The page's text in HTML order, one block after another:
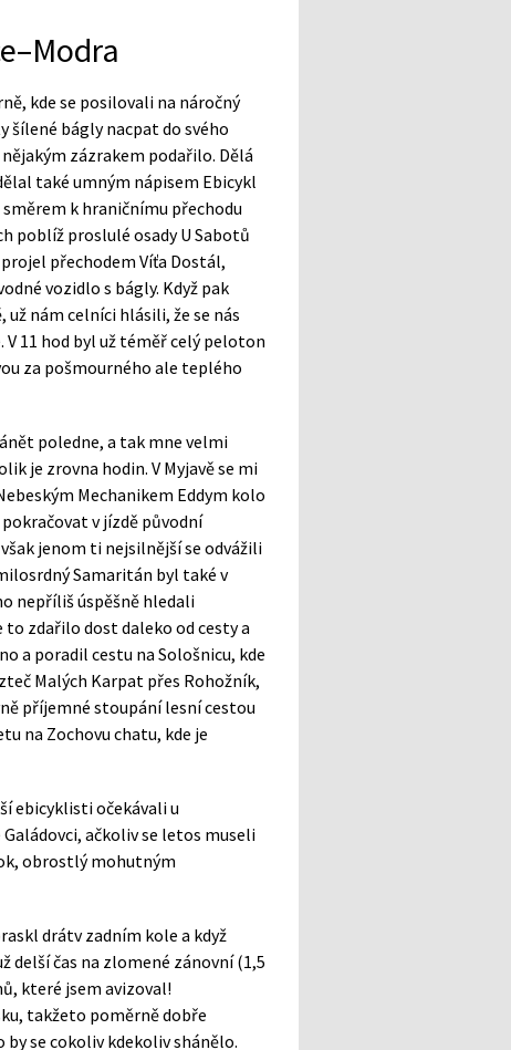
kde se posilovali na náročný
šílené bágly nacpat do svého
zázrakem podařilo. Dělá
také umným nápisem Ebicykl
směrem k hraničnímu přechodu
poblíž proslulé osady U Sabotů
přechodem Víťa Dostál,
vozidlo s bágly. Když pak
nám celníci hlásili, že se nás
11 hod byl už téměř celý peloton
za pošmourného ale teplého
poledne, a tak mne velmi
je zrovna hodin. V Myjavě se mi
Mechanikem Eddym kolo
v jízdě původní
jenom ti nejsilnější se odvážili
Samaritán byl také v
nepříliš úspěšně hledali
zdařilo dost daleko od cesty a
a poradil cestu na Sološnicu, kde
Malých Karpat přes Rohožník,
příjemné stoupání lesní cestou
na Zochovu chatu, kde je
ebicyklisti očekávali u
ačkoliv se letos museli
obrostlý mohutným
drátv zadním kole a když
delší čas na zlomené zánovní (1,5
které jsem avizoval!
takžeto poměrně dobře
se cokoliv kdekoliv shánělo.